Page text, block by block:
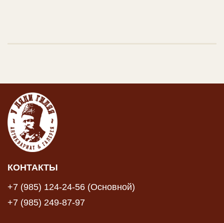
КОНТАКТЫ
+7 (985) 124-24-56 (Основной)
+7 (985) 249-87-97